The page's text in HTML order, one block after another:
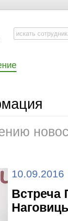
10.09.2016
Встреча